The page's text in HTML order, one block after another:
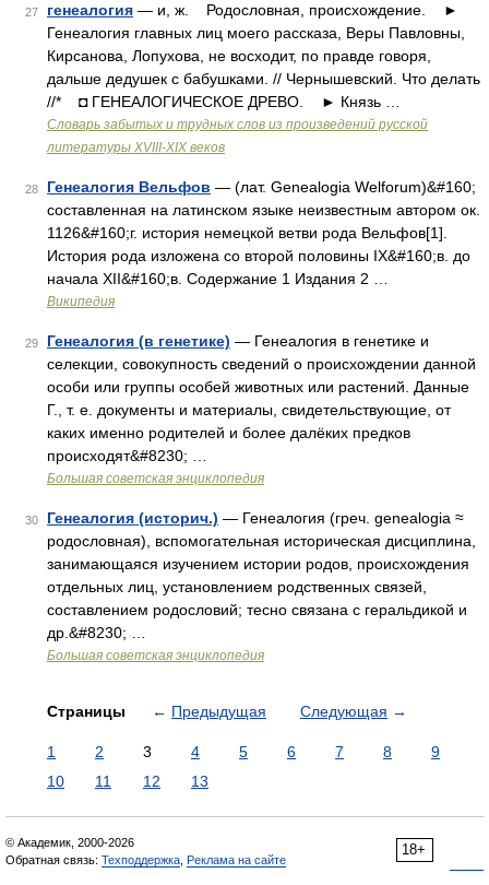
27 генеалогия — и, ж. Родословная, происхождение. ►
Генеалогия главных лиц моего рассказа, Веры Павловны,
Кирсанова, Лопухова, не восходит, по правде говоря,
дальше дедушек с бабушками. // Чернышевский. Что делать
//* ◘ ГЕНЕАЛОГИЧЕСКОЕ ДРЕВО. ► Князь …
Словарь забытых и трудных слов из произведений русской
литературы ХVIII-ХIХ веков
28 Генеалогия Вельфов — (лат. Genealogia Welforum)&#160;
составленная на латинском языке неизвестным автором ок.
1126&#160;г. история немецкой ветви рода Вельфов[1].
История рода изложена со второй половины IX&#160;в. до
начала XII&#160;в. Содержание 1 Издания 2 …
Википедия
29 Генеалогия (в генетике) — Генеалогия в генетике и
селекции, совокупность сведений о происхождении данной
особи или группы особей животных или растений. Данные
Г., т. е. документы и материалы, свидетельствующие, от
каких именно родителей и более далёких предков
происходят&#8230; …
Большая советская энциклопедия
30 Генеалогия (историч.) — Генеалогия (греч. genealogia ≈
родословная), вспомогательная историческая дисциплина,
занимающаяся изучением истории родов, происхождения
отдельных лиц, установлением родственных связей,
составлением родословий; тесно связана с геральдикой и
др.&#8230; …
Большая советская энциклопедия
Страницы ← Предыдущая Следующая →
1 2 3 4 5 6 7 8
9
10
11 12 13
18+
© Академик, 2000-2026
Обратная связь: Техподдержка Реклама на сайте